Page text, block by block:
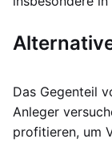
Das Gegenteil
Anleger
profitieren, um